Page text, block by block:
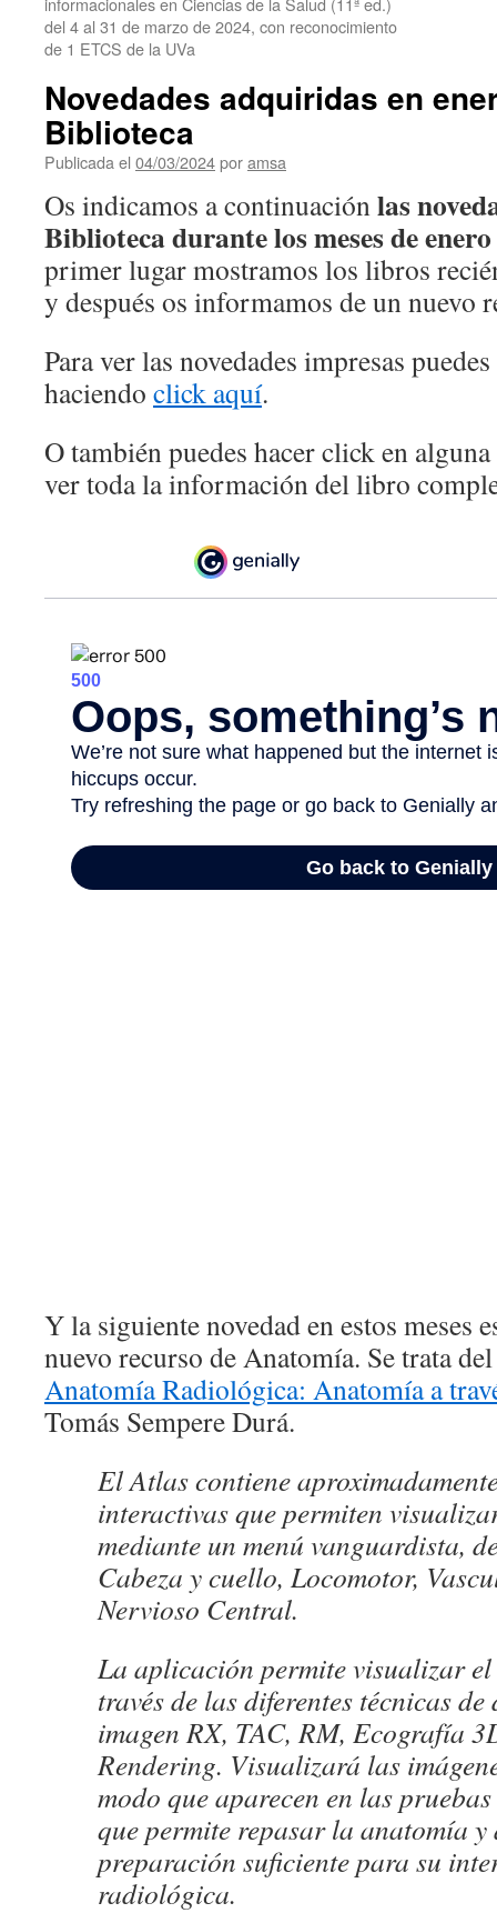
del 4 al 31 de marzo de 2024, con reconocimiento
de 1 ETCS de la UVa
Novedades adquiridas en
Biblioteca
Publicada el 04/03/2024poramsa
Os indicamos a continuaciónlas
Biblioteca durante los meses de
primer lugar mostramos los libros
y después os informamos de un nuevo
Para ver las novedades impresas
haciendo click aquí.
O también puedes hacer click en
ver toda la información del libro
Y la siguiente novedad en estos meses
nuevo recurso de Anatomía. Se trata
Anatomía Radiológica: Anatomía a
Tomás Sempere Durá.
El Atlas contiene
interactivas que permiten
mediante un menú vanguardista,
Cabeza y cuello, Locomotor,
Nervioso Central.
La aplicación permite visualizar
través de las diferentes técnicas
imagen RX, TAC, RM, Ecografía
Rendering. Visualizará las
modo que aparecen en las
que permite repasar la anatomía
preparación suficiente para su
radiológica.